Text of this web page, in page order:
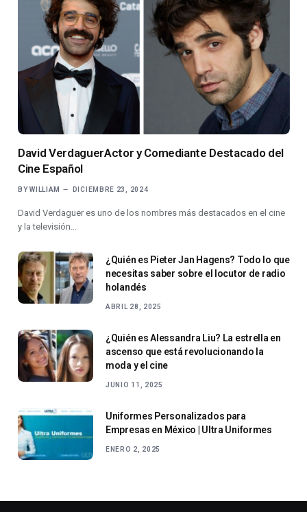
David VerdaguerActor y Comediante Destacado del
Cine Español
BY WILLIAM DICIEMBRE 23, 2024
David Verdaguer es uno de los nombres más destacados en el cine
y la televisión…
¿Quién es Pieter Jan Hagens? Todo lo que
necesitas saber sobre el locutor de radio
holandés
ABRIL 28, 2025
¿Quién es Alessandra Liu? La estrella en
ascenso que está revolucionando la
moda y el cine
JUNIO 11, 2025
Uniformes Personalizados para
Empresas en México | Ultra Uniformes
ENERO 2, 2025